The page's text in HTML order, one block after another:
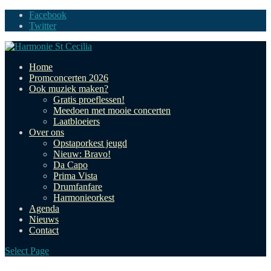
Facebook
Twitter
Home
Promconcerten 2026
Ook muziek maken?
Gratis proeflessen!
Meedoen met mooie concerten
Laatbloeiers
Over ons
Opstaporkest jeugd
Nieuw: Bravo!
Da Capo
Prima Vista
Drumfanfare
Harmonieorkest
Agenda
Nieuws
Contact
Select Page